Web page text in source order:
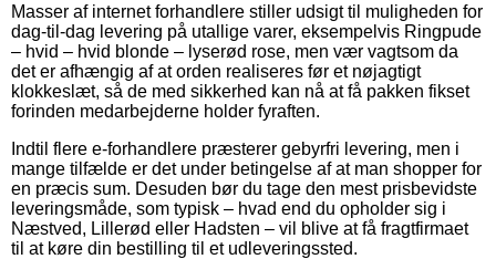
Masser af internet forhandlere stiller udsigt til muligheden for
dag-til-dag levering på utallige varer, eksempelvis Ringpude
– hvid – hvid blonde – lyserød rose, men vær vagtsom da
det er afhængig af at orden realiseres før et nøjagtigt
klokkeslæt, så de med sikkerhed kan nå at få pakken fikset
forinden medarbejderne holder fyraften.
Indtil flere e-forhandlere præsterer gebyrfri levering, men i
mange tilfælde er det under betingelse af at man shopper for
en præcis sum. Desuden bør du tage den mest prisbevidste
leveringsmåde, som typisk – hvad end du opholder sig i
Næstved, Lillerød eller Hadsten – vil blive at få fragtfirmaet
til at køre din bestilling til et udleveringssted.